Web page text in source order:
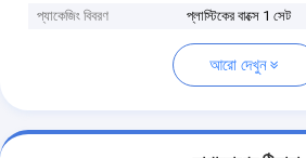
প্যাকেজিং বিবরণ
প্লাস্টিকের বাক্সে 1 সেট
আরো দেখুন